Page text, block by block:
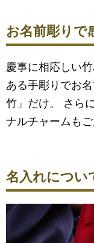
お名前彫りで
慶事に相応しい
ある手彫りでお
竹」だけ。 さら
ナルチャームもご
名入れについ